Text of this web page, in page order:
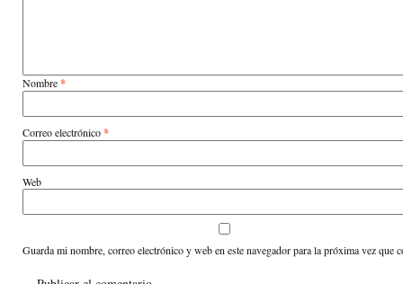
Nombre*
Correo electrónico*
Web
Guarda mi nombre, correo electrónico y web en este navegador para la próxima vez que